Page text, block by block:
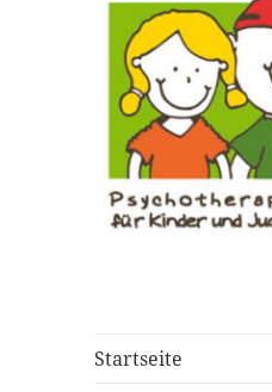
Startseite